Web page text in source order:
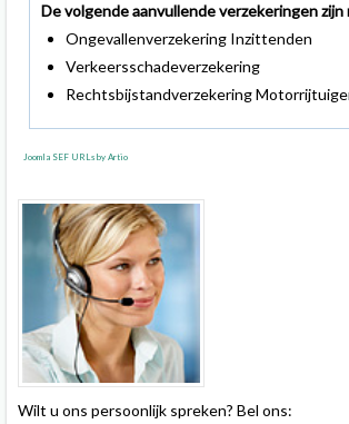
De volgende aanvullende verzekeringen zijn
Ongevallenverzekering Inzittenden
Verkeersschadeverzekering
Rechtsbijstandverzekering
Joomla SEF URLs by Artio
Wilt u ons persoonlijk spreken? Bel ons: